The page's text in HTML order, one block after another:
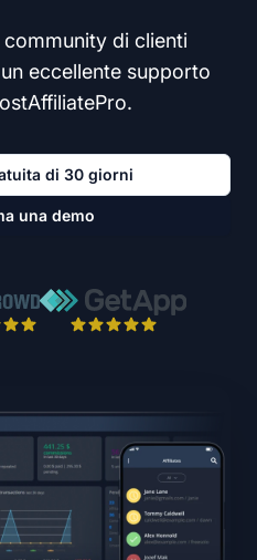
di clienti
eccellente supporto
di 30 giorni
una demo